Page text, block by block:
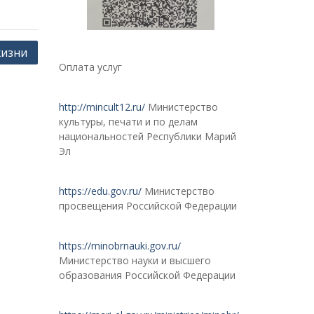
Оплата услуг
http://mincult12.ru/Министерство
культуры, печати и по делам
национальностей Республики Марий
Эл
https://edu.gov.ru/Министерство
просвещения Российской Федерации
https://minobrnauki.gov.ru/
Министерство науки и высшего
образования Российской Федерации